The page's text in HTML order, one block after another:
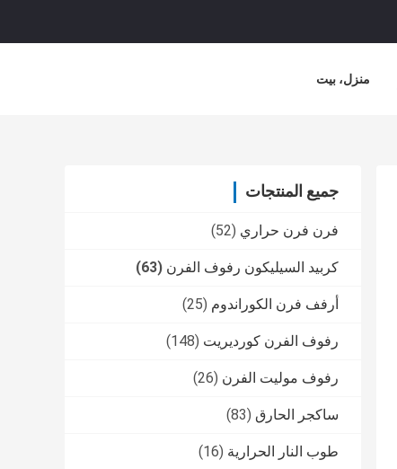
منزل، بيت
جميع المنتجات
فرن فرن حراري (52)
كربيد السيليكون رفوف الفرن (63)
أرفف فرن الكوراندوم (25)
رفوف الفرن كورديريت (148)
رفوف موليت الفرن (26)
ساكجر الحارق (83)
طوب النار الحرارية (16)